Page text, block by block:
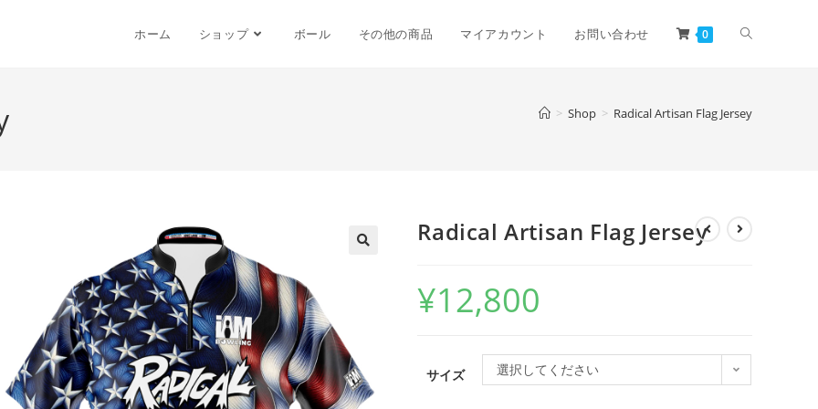
ホーム ショップ ボール その他の商品 マイアカウント お問い合わせ 0
> Shop > Radical Artisan Flag Jersey
Radical Artisan Flag Jersey
¥12,800
サイズ 選択してください